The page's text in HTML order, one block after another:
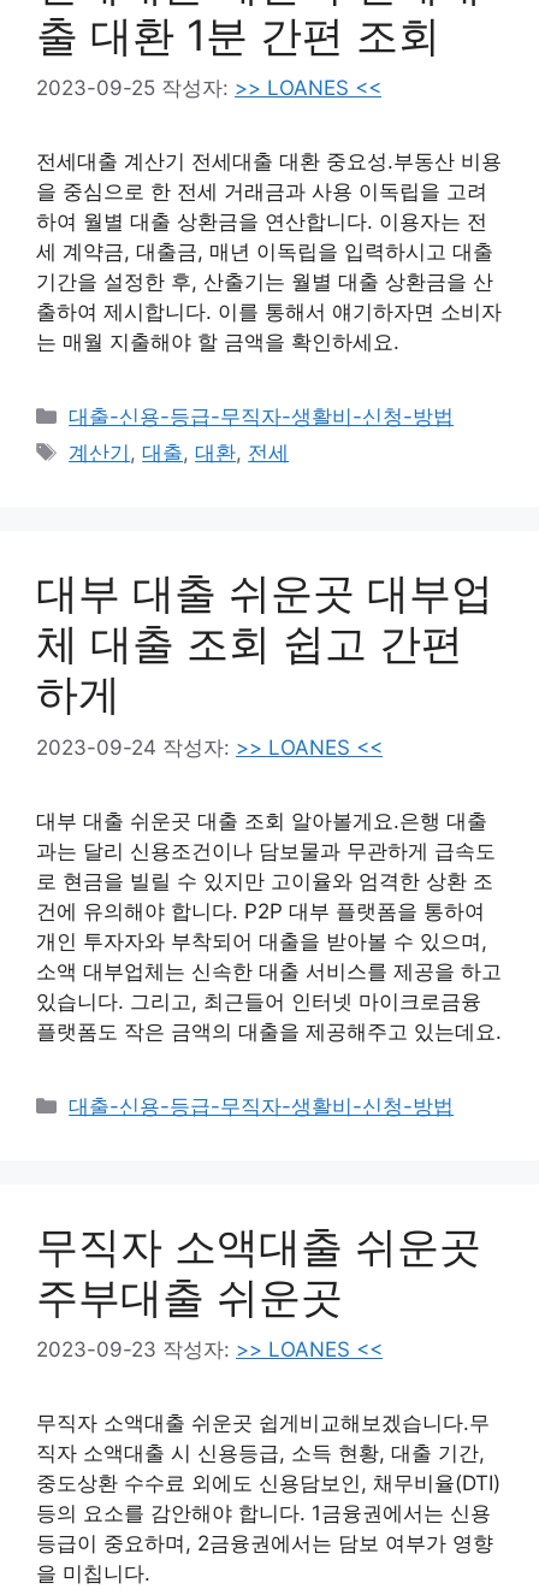
출 대환 1분 간편 조회
2023-09-25 작성자: >> LOANES <<
전세대출 계산기 전세대출 대환 중요성.부동산 비용
을 중심으로 한 전세 거래금과 사용 이독립을 고려
하여 월별 대출 상환금을 연산합니다. 이용자는 전
세 계약금, 대출금, 매년 이독립을 입력하시고 대출
기간을 설정한 후, 산출기는 월별 대출 상환금을 산
출하여 제시합니다. 이를 통해서 얘기하자면 소비자
는 매월 지출해야 할 금액을 확인하세요.
카
테
대출-신용-등급-무직자-생활비-신청-방법
태
계산기 ,대출,대환, 전세
대부 대출 쉬운곳 대부업
체 대출 조회 쉽고 간편
하게
2023-09-24 작성자: >> LOANES <<
대부 대출 쉬운곳 대출 조회 알아볼게요.은행 대출
과는 달리 신용조건이나 담보물과 무관하게 급속도
로 현금을 빌릴 수 있지만 고이율와 엄격한 상환 조
건에 유의해야 합니다. P2P 대부 플랫폼을 통하여
개인 투자자와 부착되어 대출을 받아볼 수 있으며,
소액 대부업체는 신속한 대출 서비스를 제공을 하고
있습니다. 그리고, 최근들어 인터넷 마이크로금융
플랫폼도 작은 금액의 대출을 제공해주고 있는데요.
카
대출-신용-등급-무직자-생활비-신청-방법
무직자 소액대출 쉬운곳
주부대출 쉬운곳
2023-09-23 작성자: >> LOANES <<
무직자 소액대출 쉬운곳 쉽게비교해보겠습니다.무
직자 소액대출 시 신용등급, 소득 현황, 대출 기간,
중도상환 수수료 외에도 신용담보인, 채무비율(DTI)
등의 요소를 감안해야 합니다. 1금융권에서는 신용
등급이 중요하며, 2금융권에서는 담보 여부가 영향
을 미칩니다.